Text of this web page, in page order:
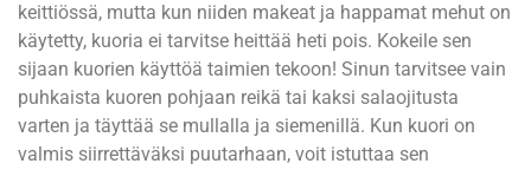
keittiössä, mutta kun niiden makeat ja happamat mehut on
käytetty, kuoria ei tarvitse heittää heti pois. Kokeile sen
sijaan kuorien käyttöä taimien tekoon! Sinun tarvitsee vain
puhkaista kuoren pohjaan reikä tai kaksi salaojitusta
varten ja täyttää se mullalla ja siemenillä. Kun kuori on
valmis siirrettäväksi puutarhaan, voit istuttaa sen